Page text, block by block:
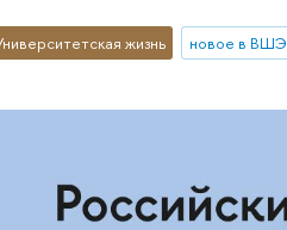
жизнь новое в ВШЭ